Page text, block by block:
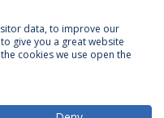
& Condições
data, to improve our
give you a great website
cookies we use open the